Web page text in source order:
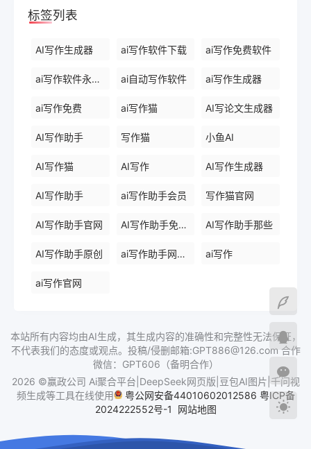
标签列表
AI写作生成器 ai写作软件下载 ai写作免费软件
ai写作软件永久免费版 ai自动写作软件 ai写作生成器
ai写作免费 ai写作猫 AI写论文生成器
AI写作助手 写作猫 小鱼AI
AI写作猫 AI写作 AI写作生成器
AI写作助手 ai写作助手会员 写作猫官网
AI写作助手官网 AI写作助手免费版 AI写作助手那些
AI写作助手原创 ai写作助手网页版 ai写作
ai写作官网
本站所有内容均由AI生成，其生成内容的准确性和完整性无法保证，
不代表我们的态度或观点。投稿/侵删邮箱:GPT886@126.com 合作
微信：GPT606（备明合作）
2026 ©赢政公司 Ai聚合平台|DeepSeek网页版|豆包AI图片|千问视
频生成等工具在线使用
粤公网安备44010602012586 粤ICP备
2024222552号-1
网站地图